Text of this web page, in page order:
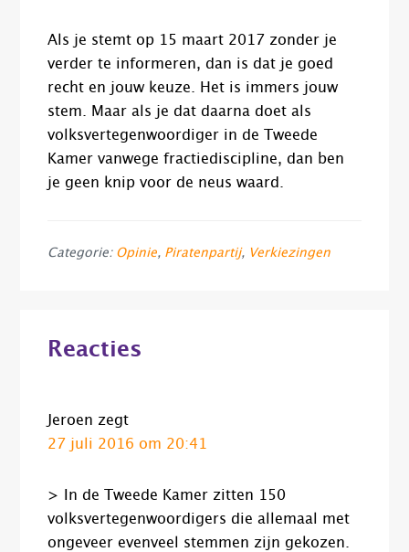
Als je stemt op 15 maart 2017 zonder je
verder te informeren, dan is dat je goed
recht en jouw keuze. Het is immers jouw
stem. Maar als je dat daarna doet als
volksvertegenwoordiger in de Tweede
Kamer vanwege fractiediscipline, dan ben
je geen knip voor de neus waard.
Categorie: Opinie, Piratenpartij, Verkiezingen
Interacties
Reacties
Jeroen zegt
27 juli 2016 om 20:41
> In de Tweede Kamer zitten 150
volksvertegenwoordigers die allemaal met
ongeveer evenveel stemmen zijn gekozen.